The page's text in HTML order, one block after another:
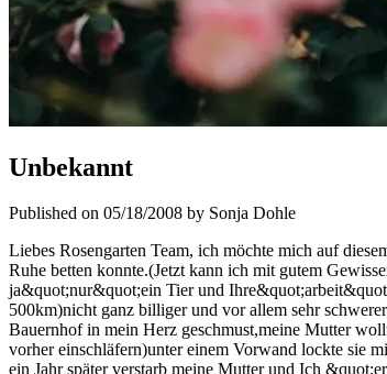
Unbekannt
Published on 05/18/2008 by Sonja Dohle
Liebes Rosengarten Team, ich möchte mich auf
Ruhe betten konnte.(Jetzt kann ich mit gutem
ja&quot;nur&quot;ein Tier und
500km)nicht ganz billiger und vor allem sehr
Bauernhof in mein Herz geschmust,meine Mutter
vorher einschläfern)unter einem Vorwand lockte sie
ein Jahr später verstarb meine Mutter und Ich